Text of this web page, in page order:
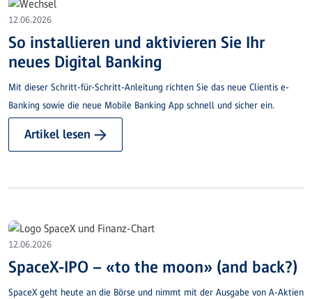
12.06.2026
So installieren und aktivieren Sie Ihr
neues Digital Banking
Mit dieser Schritt-für-Schritt-Anleitung richten Sie das neue Clientis e-
Banking sowie die neue Mobile Banking App schnell und sicher ein.
Artikel lesen →
12.06.2026
SpaceX-IPO – «to the moon» (and back?)
SpaceX geht heute an die Börse und nimmt mit der Ausgabe von A-Aktien